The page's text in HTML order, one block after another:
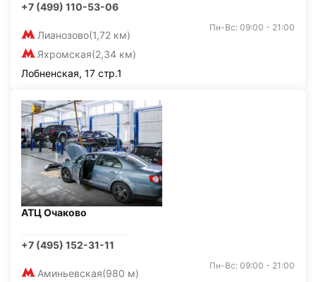
+7 (499) 110-53-06
Лианозово(1,72 км)
Яхромская(2,34 км)
Пн-Вс: 09:00 - 21:00
Лобненская, 17 стр.1
АТЦ Очаково
+7 (495) 152-31-11
Аминьевская(980 м)
Пн-Вс: 09:00 - 21:00